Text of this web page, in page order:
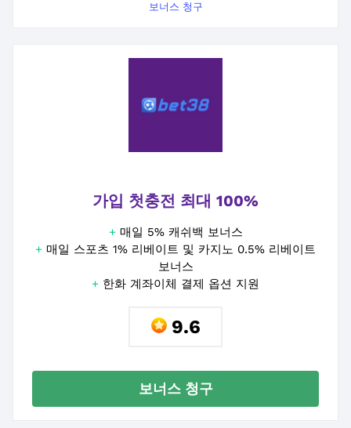
보너스 청구
가입 첫충전 최대 100%
+ 매일 5% 캐쉬백 보너스
+ 매일 스포츠 1% 리베이트 및 카지노 0.5% 리베이트
보너스
+ 한화 계좌이체 결제 옵션 지원
9.6
보너스 청구